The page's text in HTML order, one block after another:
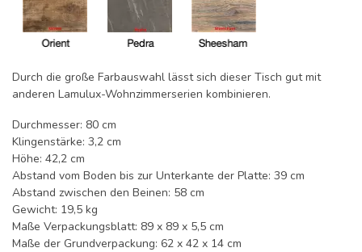
Durch die große Farbauswahl lässt sich dieser Tisch gut mit
anderen Lamulux-Wohnzimmerserien kombinieren.
Durchmesser: 80 cm
Klingenstärke: 3,2 cm
Höhe: 42,2 cm
Abstand vom Boden bis zur Unterkante der Platte: 39 cm
Abstand zwischen den Beinen: 58 cm
Gewicht: 19,5 kg
Maße Verpackungsblatt: 89 x 89 x 5,5 cm
Maße der Grundverpackung: 62 x 42 x 14 cm